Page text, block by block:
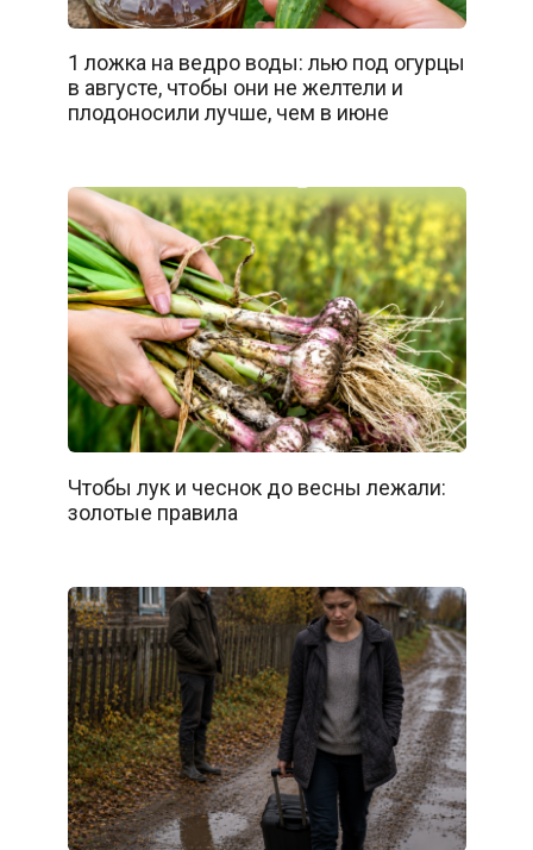
1 ложка на ведро воды: лью под огурцы
в августе, чтобы они не желтели и
плодоносили лучше, чем в июне
Чтобы лук и чеснок до весны лежали:
золотые правила